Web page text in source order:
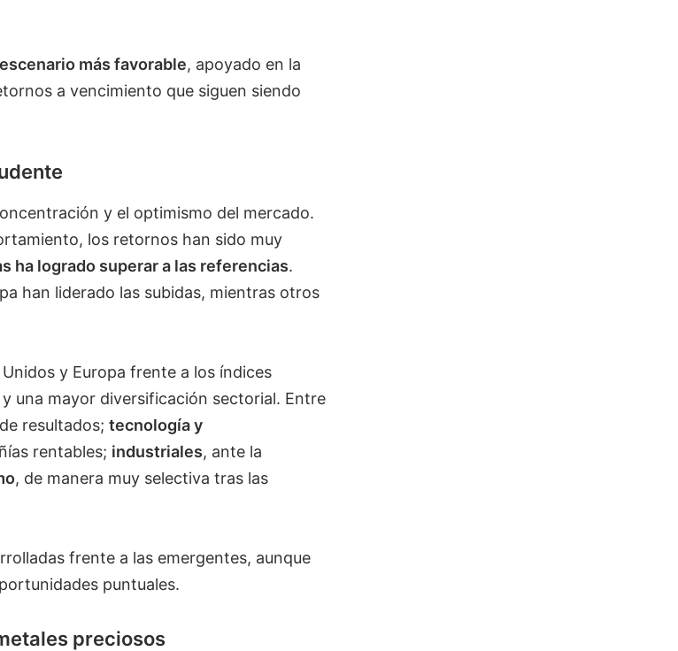
más favorable, apoyado en la
a vencimiento que siguen siendo
y el optimismo del mercado.
los retornos han sido muy
ha logrado superar a las referencias.
han liderado las subidas, mientras otros
y Europa frente a los índices
una mayor diversificación sectorial. Entre
resultados; tecnología y
rentables; industriales, ante la
, de manera muy selectiva tras las
frente a las emergentes, aunque
puntuales.
preciosos